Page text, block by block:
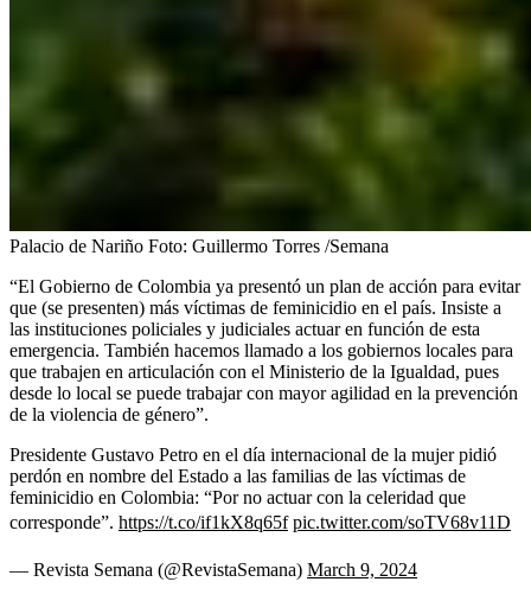
Palacio de Nariño Foto: Guillermo Torres /Semana
“El Gobierno de Colombia ya presentó un plan de acción para evitar
que (se presenten) más víctimas de feminicidio en el país. Insiste a
las instituciones policiales y judiciales actuar en función de esta
emergencia. También hacemos llamado a los gobiernos locales para
que trabajen en articulación con el Ministerio de la Igualdad, pues
desde lo local se puede trabajar con mayor agilidad en la prevención
de la violencia de género”.
Presidente Gustavo Petro en el día internacional de la mujer pidió
perdón en nombre del Estado a las familias de las víctimas de
feminicidio en Colombia: “Por no actuar con la celeridad que
corresponde”. https://t.co/if1kX8q65f pic.twitter.com/soTV68v11D
— Revista Semana (@RevistaSemana) March 9, 2024